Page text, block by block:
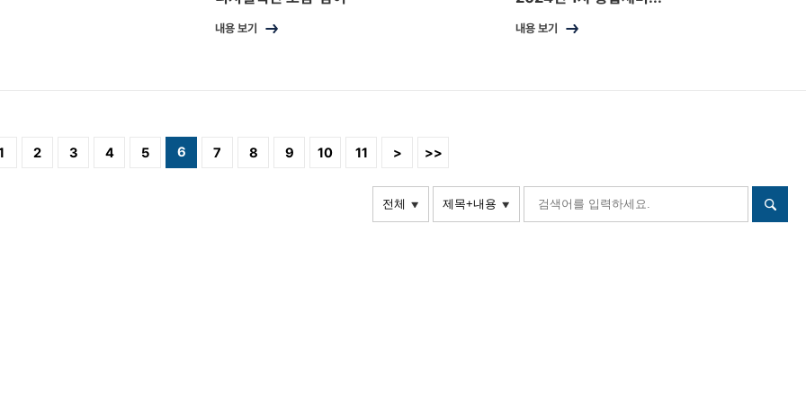
내용 보기 내용 보기
2 3 4 5 6 7 8 9 10 11 > >>
+내용
입력하세요.